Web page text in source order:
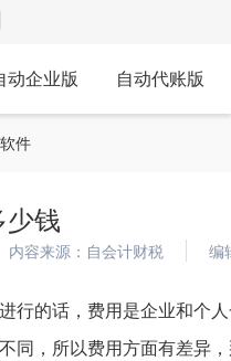
动企业版 自动代账版
件
钱
内容来源：自会计财税 编
行的话，费用是企业和个
同，所以费用方面有差异